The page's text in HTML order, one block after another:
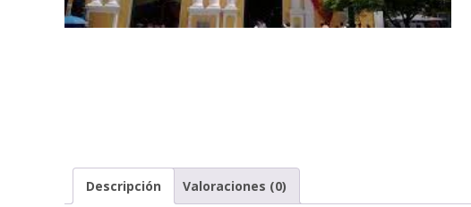
Descripción Valoraciones (0)